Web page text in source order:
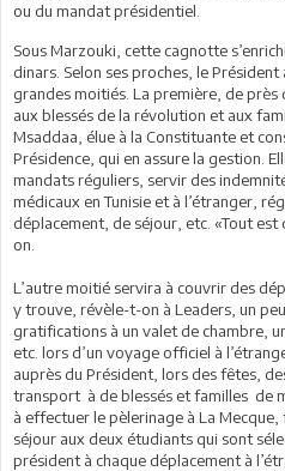
ou du mandat présidentiel.
Sous Marzouki, cette cagnotte
dinars. Selon ses proches, le
grandes moitiés. La première, de
aux blessés de la révolution et aux
Msaddaa, élue à la Constituante et
Présidence, qui en assure la gestion.
mandats réguliers, servir des
médicaux en Tunisie et à l’étranger,
déplacement, de séjour, etc. «Tout
on.
L’autre moitié servira à couvrir des
y trouve, révèle-t-on à Leaders, un
gratifications à un valet de chambre,
etc. lors d’un voyage officiel à
auprès du Président, lors des fêtes,
transport à de blessés et familles de
à effectuer le pèlerinage à La
séjour aux deux étudiants qui sont
président à chaque déplacement à